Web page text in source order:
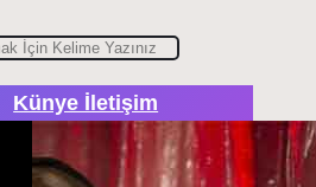
Künye İletişim